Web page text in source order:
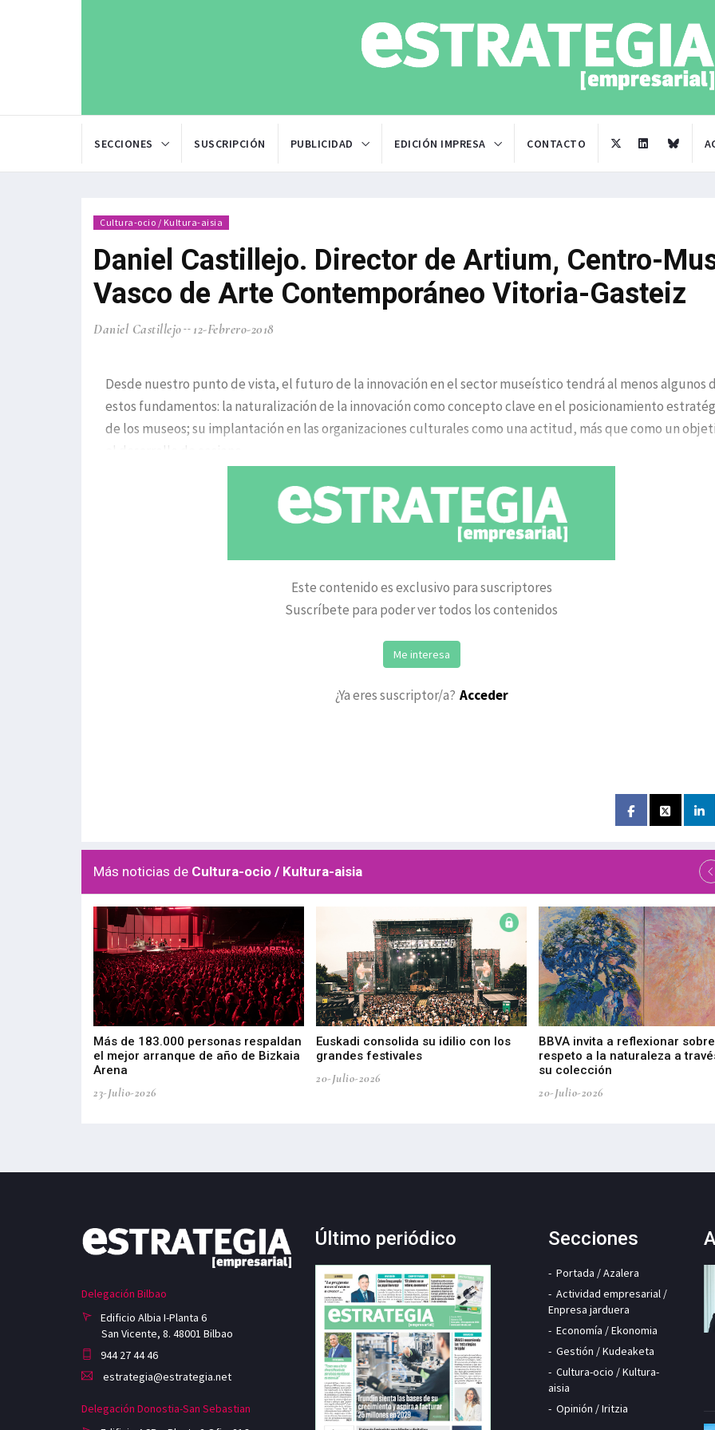
SECCIONES SUSCRIPCIÓN PUBLICIDAD EDICIÓN IMPRESA CONTACTO
Cultura-ocio / Kultura-aisia
Daniel Castillejo. Director de Artium, Centro-
Vasco de Arte Contemporáneo Vitoria-Gasteiz
Daniel Castillejo 12-Febrero-2018
Desde nuestro punto de vista, el futuro de la innovación en el sector museístico tendrá al menos algunos
estos fundamentos: la naturalización de la innovación como concepto clave en el posicionamiento
de los museos; su implantación en las organizaciones culturales como una actitud, más que como un
el desarrollo de accione
Este contenido es exclusivo para suscriptores
Suscríbete para poder ver todos los contenidos
Me interesa
¿Ya eres suscriptor/a? Acceder
Más noticias de Cultura-ocio / Kultura-aisia
Más de 183.000 personas respaldan
el mejor arranque de año de Bizkaia
Arena
23-Julio-2026
Euskadi consolida su idilio con los
grandes festivales
20-Julio-2026
BBVA invita a reflexionar
respeto a la naturaleza a
su colección
20-Julio-2026
Delegación Bilbao
Edificio Albia I-Planta 6
San Vicente, 8. 48001 Bilbao
944 27 44 46
estrategia@estrategia.net
Delegación Donostia-San Sebastian
Último periódico Secciones
Portada / Azalera
Actividad empresarial /
Enpresa jarduera
Economía / Ekonomia
Gestión / Kudeaketa
Cultura-ocio / Kultura-
aisia
Opinión / Iritzia